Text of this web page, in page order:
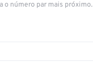
o número par mais próximo.